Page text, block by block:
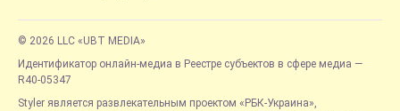
© 2026 LLC «UBT MEDIA»
Идентификатор онлайн-медиа в Реестре субъектов в сфере медиа —
R40-05347
Styler является развлекательным проектом «РБК-Украина»,